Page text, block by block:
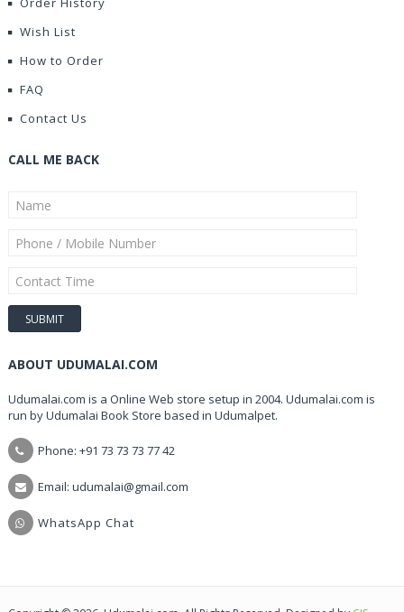
Wish List
How to Order
FAQ
Contact Us
CALL ME BACK
ABOUT UDUMALAI.COM
Udumalai.com is a Online Web store setup in 2004. Udumalai.com is
run by Udumalai Book Store based in Udumalpet.
Phone: +91 73 73 73 77 42
Email: udumalai@gmail.com
WhatsApp Chat